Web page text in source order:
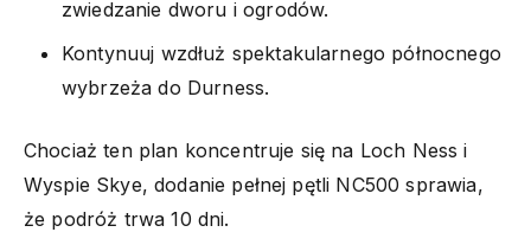
zwiedzanie dworu i ogrodów.
Kontynuuj wzdłuż spektakularnego północnego
wybrzeża do Durness.
Chociaż ten plan koncentruje się na Loch Ness i
Wyspie Skye, dodanie pełnej pętli NC500 sprawia,
że podróż trwa 10 dni.